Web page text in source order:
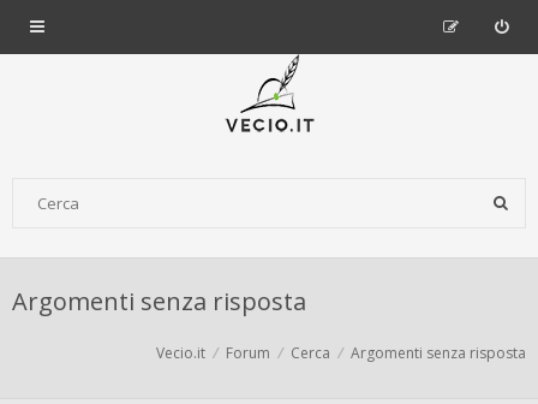
Argomenti senza risposta
Vecio.it Forum Cerca Argomenti senza risposta